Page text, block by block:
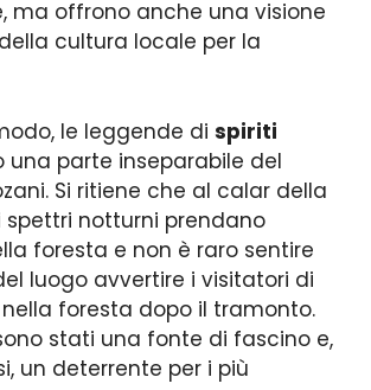
ma offrono anche una visione
cultura locale per la
le leggende di spiriti
una parte inseparabile del
Si ritiene che al calar della
notturni prendano
foresta e non è raro sentire
luogo avvertire i visitatori di
foresta dopo il tramonto.
stati una fonte di fascino e,
un deterrente per i più